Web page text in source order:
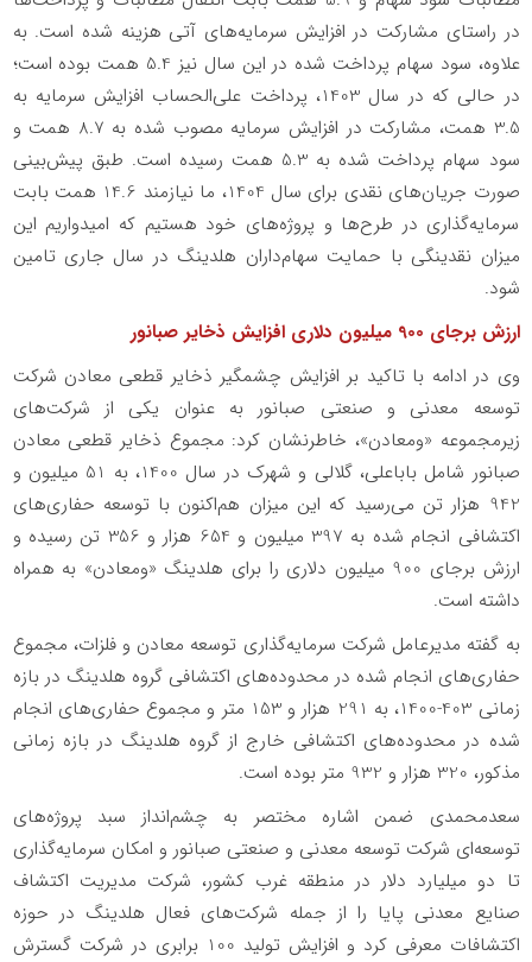
در راستای مشارکت در افزایش سرمایه‌های آتی هزینه شده است. به
علاوه، سود سهام پرداخت شده در این سال نیز 5.4 همت بوده است؛
در حالی که در سال 1403، پرداخت علی‌الحساب افزایش سرمایه به
3.5 همت، مشارکت در افزایش سرمایه مصوب شده به 8.7 همت و
سود سهام پرداخت شده به 5.3 همت رسیده است. طبق پیش‌بینی
صورت جریان‌های نقدی برای سال 1404، ما نیازمند 14.6 همت بابت
سرمایه‌گذاری در طرح‌ها و پروژه‌های خود هستیم که امیدواریم این
میزان نقدینگی با حمایت سهام‌داران هلدینگ در سال جاری تامین
شود.
ارزش برجای 900 میلیون دلاری افزایش ذخایر صبانور
وی در ادامه با تاکید بر افزایش چشمگیر ذخایر قطعی معادن شرکت
توسعه معدنی و صنعتی صبانور به عنوان یکی از شرکت‌های
زیرمجموعه «ومعادن»، خاطرنشان کرد: مجموع ذخایر قطعی معادن
صبانور شامل باباعلی، گلالی و شهرک در سال 1400، به 51 میلیون و
942 هزار تن می‌رسید که این میزان هم‌اکنون با توسعه حفاری‌های
اکتشافی انجام شده به 397 میلیون و 654 هزار و 356 تن رسیده و
ارزش برجای 900 میلیون دلاری را برای هلدینگ «ومعادن» به همراه
داشته است.
به گفته مدیرعامل شرکت سرمایه‌گذاری توسعه معادن و فلزات، مجموع
حفاری‌های انجام شده در محدوده‌های اکتشافی گروه هلدینگ در بازه
زمانی 403-1400، به 291 هزار و 153 متر و مجموع حفاری‌های انجام
شده در محدوده‌های اکتشافی خارج از گروه هلدینگ در بازه زمانی
مذکور، 320 هزار و 932 متر بوده است.
سعدمحمدی ضمن اشاره مختصر به چشم‌انداز سبد پروژه‌های
توسعه‌ای شرکت توسعه معدنی و صنعتی صبانور و امکان سرمایه‌گذاری
تا دو میلیارد دلار در منطقه غرب کشور، شرکت مدیریت اکتشاف
صنایع معدنی پایا را از جمله شرکت‌های فعال هلدینگ در حوزه
اکتشافات معرفی کرد و افزایش تولید 100 برابری در شرکت گسترش